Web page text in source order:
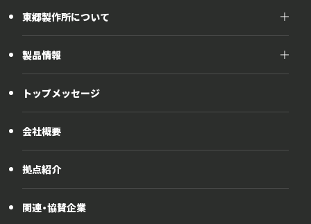
東郷製作所について
開発力
製品情報
製品群別
トップメッセージ
会社概要
拠点紹介
関連・協賛企業